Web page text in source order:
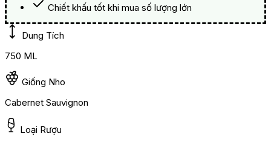
Chiết khấu tốt khi mua số lượng lớn
Dung Tích
750 ML
Giống Nho
Cabernet Sauvignon
Loại Rượu